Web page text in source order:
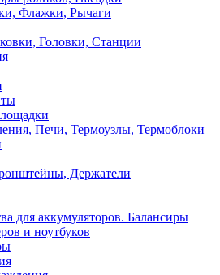
Флажки, Рычаги
Головки, Станции
Печи, Термоузлы, Термоблоки
Держатели
для аккумуляторов. Балансиры
и ноутбуков